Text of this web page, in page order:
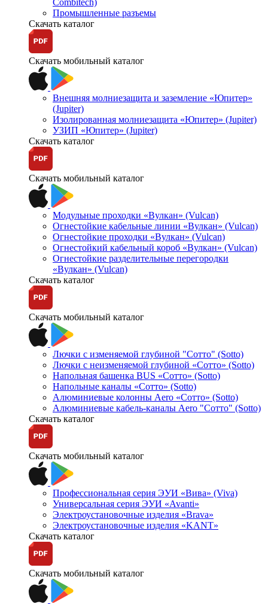
Промышленные разъемы
Скачать каталог
Скачать мобильный каталог
Внешняя молниезащита и заземление «Юпитер»
(Jupiter)
Изолированная молниезащита «Юпитер» (Jupiter)
УЗИП «Юпитер» (Jupiter)
Скачать каталог
Скачать мобильный каталог
Модульные проходки «Вулкан» (Vulcan)
Огнестойкие кабельные линии «Вулкан» (Vulcan)
Огнестойкие проходки «Вулкан» (Vulcan)
Огнестойкий кабельный короб «Вулкан» (Vulcan)
Огнестойкие разделительные перегородки
«Вулкан» (Vulcan)
Скачать каталог
Скачать мобильный каталог
Лючки с изменяемой глубиной "Сотто" (Sotto)
Лючки с неизменяемой глубиной «Сотто» (Sotto)
Напольная башенка BUS «Сотто» (Sotto)
Напольные каналы «Сотто» (Sotto)
Алюминиевые колонны Aero «Сотто» (Sotto)
Алюминиевые кабель-каналы Aero "Сотто" (Sotto)
Скачать каталог
Скачать мобильный каталог
Профессиональная серия ЭУИ «Вива» (Viva)
Универсальная серия ЭУИ «Avanti»
Электроустановочные изделия «Brava»
Электроустановочные изделия «KANT»
Скачать каталог
Скачать мобильный каталог